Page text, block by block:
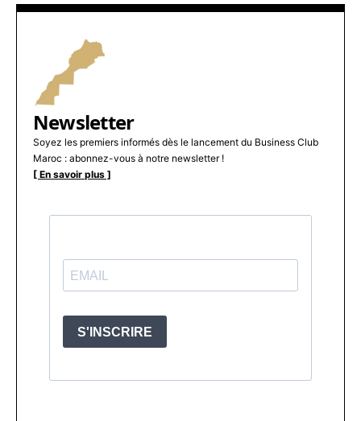
Newsletter
Soyez les premiers informés dès le lancement du Business Club
Maroc : abonnez-vous à notre newsletter !
[ En savoir plus ]